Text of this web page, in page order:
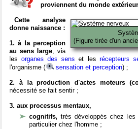
proviennent du monde
(Figure tirée d'un
Cette analyse
donne naissance :
1. à la perception
au sens large, via
lesorganes des sens et les récepteurs
l'organisme (
sensation et perception) ;
2. à la production d'actes moteurs
nécessité se fait sentir ;
3. aux processus mentaux,
cognitifs,très développés chez
particulier chez l'homme ;